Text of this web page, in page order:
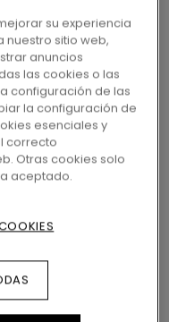
en3 variantes
CERCA
real? ¿Le
su experiencia
nuestro sitio web,
anuncios
las cookies o las
configuración de las
la configuración de
esenciales y
correcto
Otras cookies solo
aceptado.